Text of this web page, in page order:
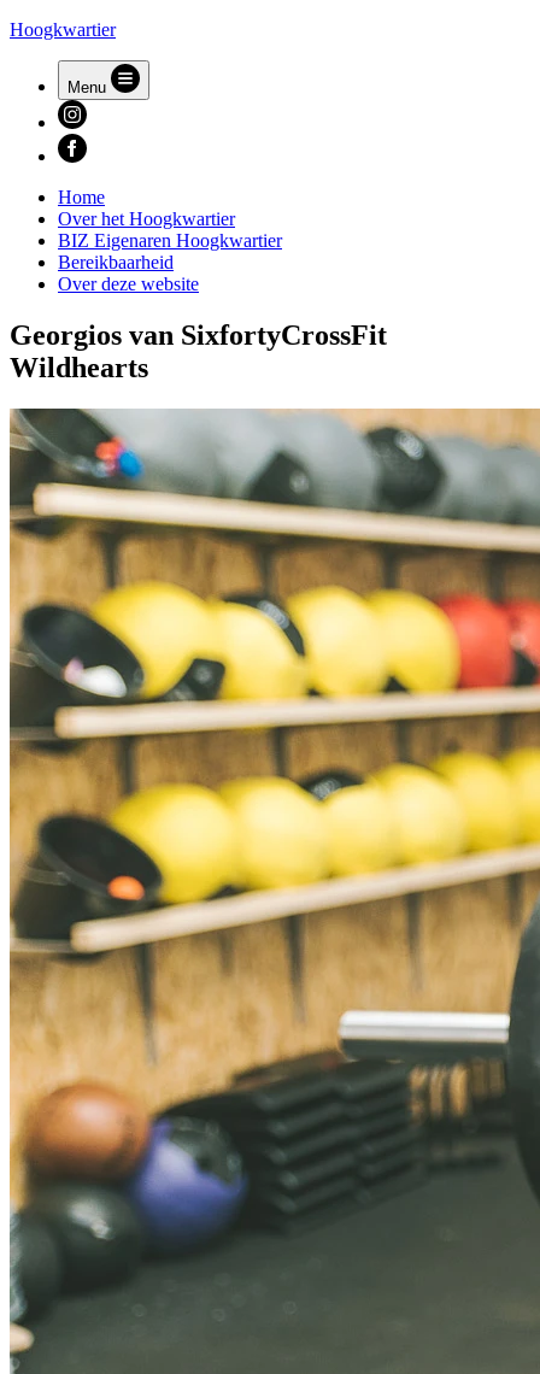
Hoogkwartier
Menu
Home
Over het Hoogkwartier
BIZ Eigenaren Hoogkwartier
Bereikbaarheid
Over deze website
Georgios van SixfortyCrossFit
Wildhearts